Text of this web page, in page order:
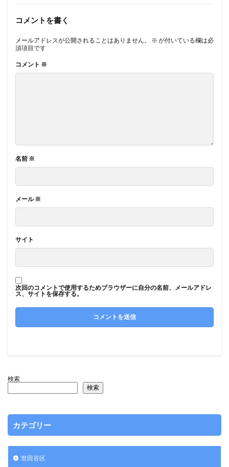
コメントを書く
メールアドレスが公開されることはありません。 ※ が付いている欄は必
須項目です
コメント ※
名前 ※
メール※
サイト
次回のコメントで使用するためブラウザーに自分の名前、メールアドレ
ス、サイトを保存する。
検索
検索
カテゴリー
世田谷区